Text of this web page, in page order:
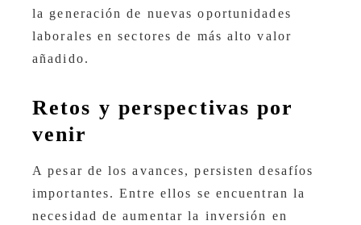
la generación de nuevas oportunidades
laborales en sectores de más alto valor
añadido.
Retos y perspectivas por
venir
A pesar de los avances, persisten desafíos
importantes. Entre ellos se encuentran la
necesidad de aumentar la inversión en